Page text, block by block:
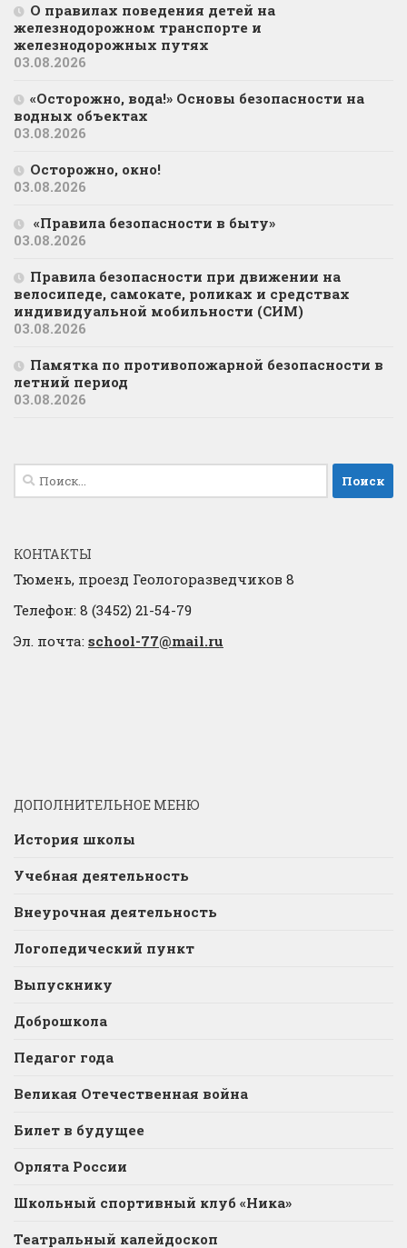
О правилах поведения детей на
железнодорожном транспорте и
железнодорожных путях
03.08.2026
«Осторожно, вода!» Основы безопасности на
водных объектах
03.08.2026
Осторожно, окно!
03.08.2026
«Правила безопасности в быту»
03.08.2026
Правила безопасности при движении на
велосипеде, самокате, роликах и средствах
индивидуальной мобильности (СИМ)
03.08.2026
Памятка по противопожарной безопасности в
летний период
03.08.2026
Найти:
КОНТАКТЫ
Тюмень, проезд Геологоразведчиков 8
Телефон: 8 (3452) 21-54-79
Эл. почта: school-77@mail.ru
ДОПОЛНИТЕЛЬНОЕ МЕНЮ
История школы
Учебная деятельность
Внеурочная деятельность
Логопедический пункт
Выпускнику
Доброшкола
Педагог года
Великая Отечественная война
Билет в будущее
Орлята России
Школьный спортивный клуб «Ника»
Театральный калейдоскоп